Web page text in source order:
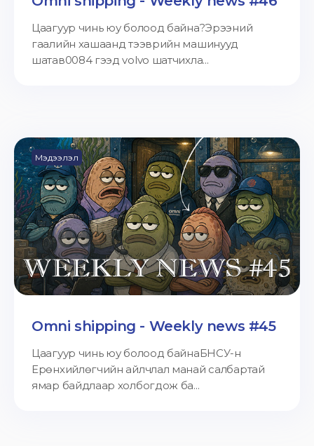
Цаагуур чинь юу болоод байна?Эрээний
гаалийн хашаанд тээврийн машинууд
шатав0084 гээд volvo шатчихла...
Мэдээлэл
Omni shipping - Weekly news #45
Цаагуур чинь юу болоод байнаБНСУ-н
Ерөнхийлөгчийн айлчлал манай салбартай
ямар байдлаар холбогдож ба...